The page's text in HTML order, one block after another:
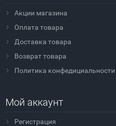
Акции магазина
Оплата товара
Доставка товара
Возврат товара
Политика конфедициальности
Мой аккаунт
Регистрация